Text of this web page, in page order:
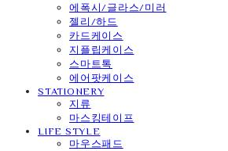
에폭시/글라스/미러
젤리/하드
카드케이스
지플립케이스
스마트톡
에어팟케이스
STATIONERY
지류
마스킹테이프
LIFE STYLE
마우스패드